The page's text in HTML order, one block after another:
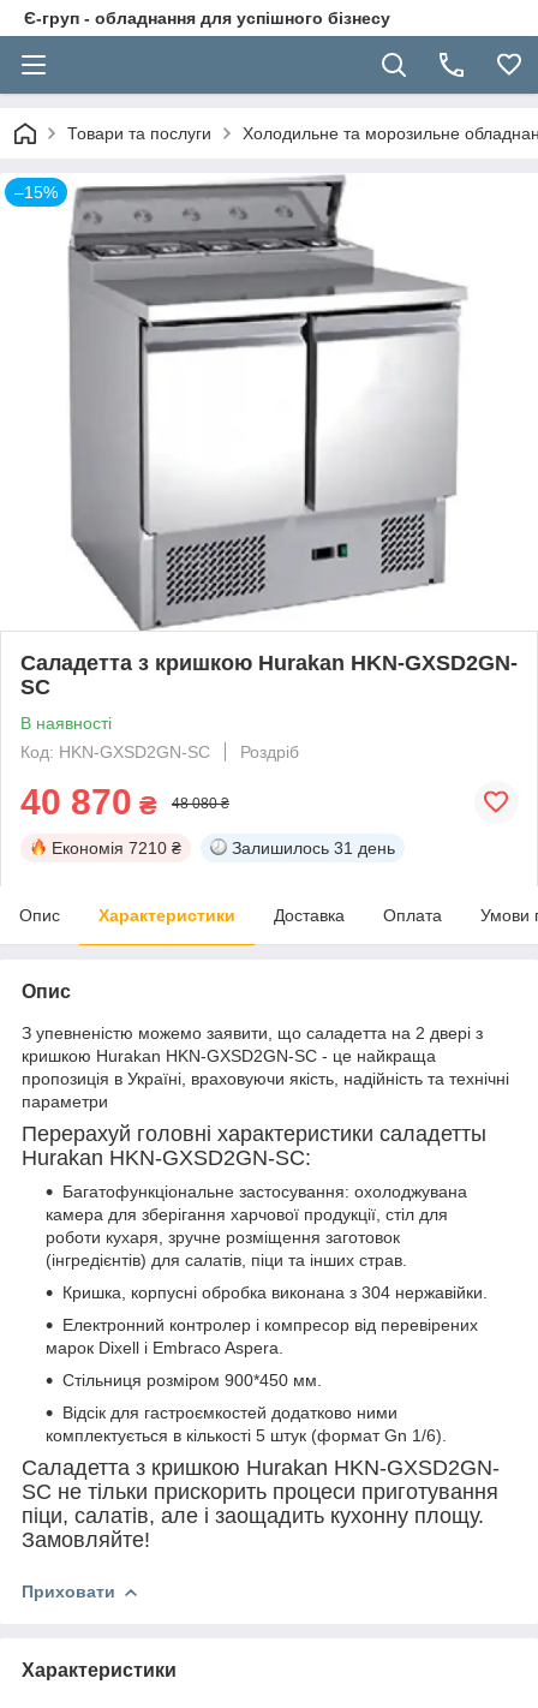
Є-груп - обладнання для успішного бізнесу
Товари та послуги Холодильне та морозильне
–15%
Саладетта з кришкою Hurakan HKN-GXSD2GN-
SC
В наявності
Код: HKN-GXSD2GN-SC
Роздріб
40 870 ₴ 48 080 ₴
Економія 7210 ₴ Залишилось 31 день
Опис Характеристики Доставка Оплата Умови
Опис
З упевненістю можемо заявити, що саладетта на 2 двері з
кришкою Hurakan HKN-GXSD2GN-SC - це найкраща
пропозиція в Україні, враховуючи якість, надійність та технічні
параметри
Перерахуй головні характеристики саладетты
Hurakan HKN-GXSD2GN-SC:
Багатофункціональне застосування: охолоджувана
камера для зберігання харчової продукції, стіл для
роботи кухаря, зручне розміщення заготовок
(інгредієнтів) для салатів, піци та інших страв.
Кришка, корпусні обробка виконана з 304 нержавійки.
Електронний контролер і компресор від перевірених
марок Dixell і Embraco Aspera.
Стільниця розміром 900*450 мм.
Відсік для гастроємкостей додатково ними
комплектується в кількості 5 штук (формат Gn 1/6).
Саладетта з кришкою Hurakan HKN-GXSD2GN-
SC не тільки прискорить процеси приготування
піци, салатів, але і заощадить кухонну площу.
Замовляйте!
Приховати
Характеристики